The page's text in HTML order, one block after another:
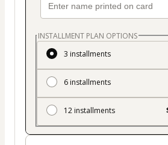
INSTALLMENT PLAN OPTIONS
3 installments
6 installments
12 installments